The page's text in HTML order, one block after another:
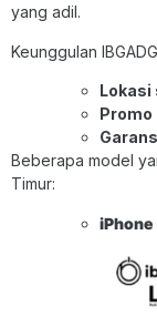
yang adil.
Keunggulan
Lokasi
Beberapa model
Timur:
iPhone